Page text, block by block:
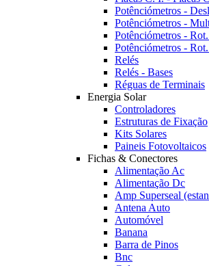
Potênciómetros -
Potênciómetros -
Potênciómetros -
Potênciómetros -
Relés
Relés - Bases
Réguas de Terminais
Energia Solar
Controladores
Estruturas de Fixação
Kits Solares
Paineis Fotovoltaicos
Fichas & Conectores
Alimentação Ac
Alimentação Dc
Amp Superseal
Antena Auto
Automóvel
Banana
Barra de Pinos
Bnc